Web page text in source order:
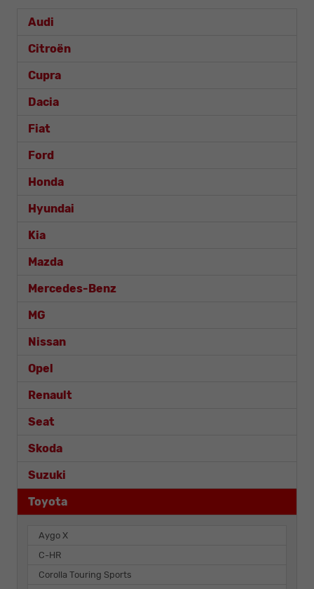
Audi
Citroën
Cupra
Dacia
Fiat
Ford
Honda
Hyundai
Kia
Mazda
Mercedes-Benz
MG
Nissan
Opel
Renault
Seat
Skoda
Suzuki
Toyota
Aygo X
C-HR
Corolla Touring Sports